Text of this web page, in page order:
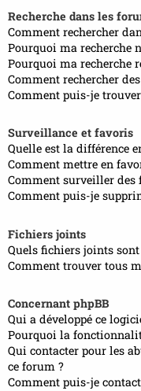
Recherche dans les
Comment rechercher
Pourquoi ma recherche
Pourquoi ma recherche
Comment rechercher
Comment puis-je
Surveillance et favoris
Quelle est la différence
Comment mettre en
Comment surveiller des
Comment puis-je
Fichiers joints
Quels fichiers joints
Comment trouver tous
Concernant phpBB
Qui a développé ce
Pourquoi la
Qui contacter pour les
ce forum ?
Comment puis-je